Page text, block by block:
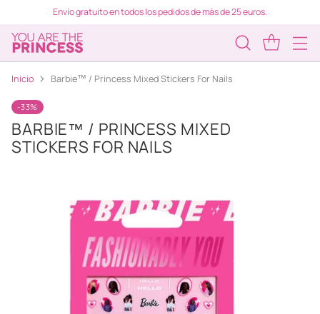
Envío gratuito en todos los pedidos de más de 25 euros.
Inicio Barbie™ / Princess Mixed Stickers For Nails
-33%
BARBIE™ / PRINCESS MIXED
STICKERS FOR NAILS